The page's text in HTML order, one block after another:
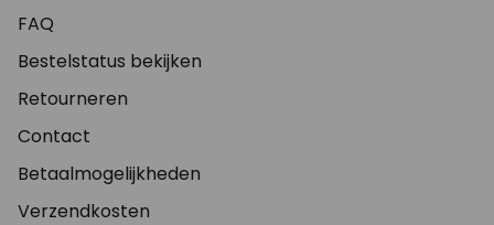
FAQ
Bestelstatus bekijken
Retourneren
Contact
Betaalmogelijkheden
Verzendkosten